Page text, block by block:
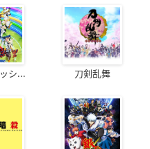
シ... 刀剣乱舞